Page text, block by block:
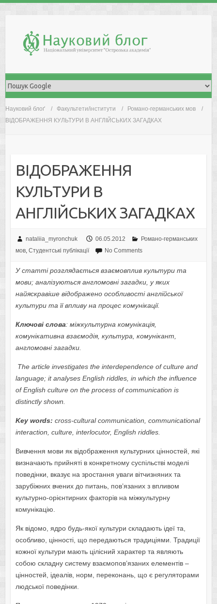
Науковий блоґ Факультети/інститути
Романо-германських мов
ВІДОБРАЖЕННЯ КУЛЬТУРИ В АНГЛІЙСЬКИХ ЗАГАДКАХ
ВІДОБРАЖЕННЯ
КУЛЬТУРИ В
АНГЛІЙСЬКИХ ЗАГАДКАХ
nataliia_myronchuk 06.05.2012
Романо-германських
мов, Студентські публікації No Comments
У статті розглядається взаємовплив культури та
мови; аналізуються англомовні загадки, у яких
найяскравіше відображено особливості англійської
культури та її впливу на процес комунікації.
Ключові слова: міжкультурна комунікація,
комунікативна взаємодія, культура, комунікант,
англомовні загадки.
The article investigates the interdependence of culture and
language; it analyses English riddles, in which the influence
of English culture on the process of communication is
distinctly shown.
Key words: cross-cultural communication, communicational
interaction, culture, interlocutor, English riddles.
Вивчення мови як відображення культурних цінностей, які
визначають прийняті в конкретному суспільстві моделі
поведінки, вказує на зростання уваги вітчизняних та
зарубіжних вчених до питань, пов’язаних з впливом
культурно-орієнтирних факторів на міжкультурну
комунікацію.
Як відомо, ядро будь-якої культури складають ідеї та,
особливо, цінності, що передаються традиціями. Традиції
кожної культури мають цілісний характер та являють
собою складну систему взаємопов’язаних елементів –
цінностей, ідеалів, норм, переконань, що є регуляторами
людської поведінки.